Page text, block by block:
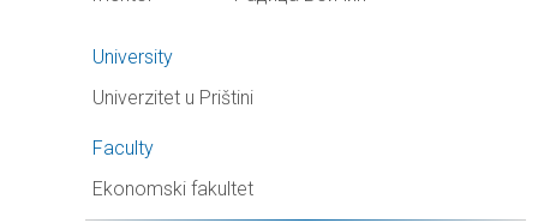
University
Univerzitet u Prištini
Faculty
Ekonomski fakultet